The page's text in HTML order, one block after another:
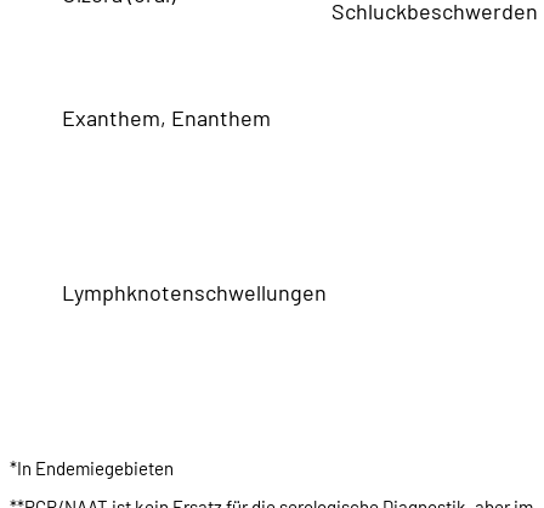
Schluckbeschwerden
Exanthem, Enanthem
Lymphknotenschwellungen
*In Endemiegebieten